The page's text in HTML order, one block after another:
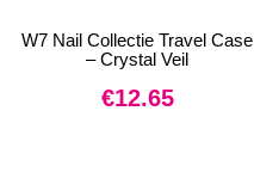
W7 Nail Collectie Travel Case
– Crystal Veil
€12.65